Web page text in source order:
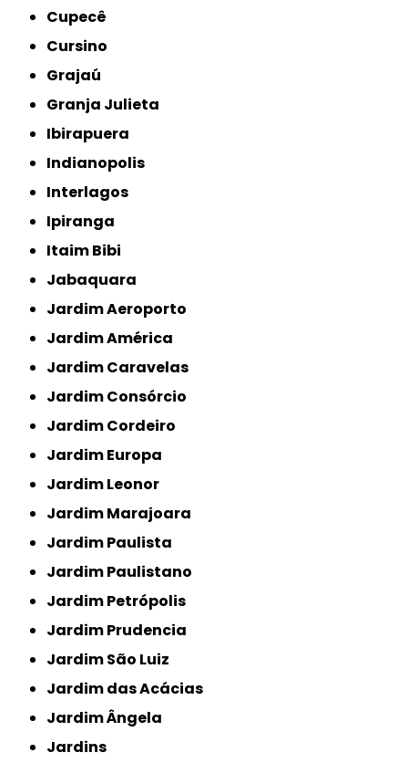
Cupecê
Cursino
Grajaú
Granja Julieta
Ibirapuera
Indianopolis
Interlagos
Ipiranga
Itaim Bibi
Jabaquara
Jardim Aeroporto
Jardim América
Jardim Caravelas
Jardim Consórcio
Jardim Cordeiro
Jardim Europa
Jardim Leonor
Jardim Marajoara
Jardim Paulista
Jardim Paulistano
Jardim Petrópolis
Jardim Prudencia
Jardim São Luiz
Jardim das Acácias
Jardim Ângela
Jardins